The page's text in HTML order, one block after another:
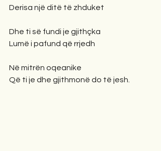
Derisa një ditë të zhduket
Dhe ti së fundi je gjithçka
Lumë i pafund që rrjedh
Në mitrën oqeanike
Që ti je dhe gjithmonë do të jesh.